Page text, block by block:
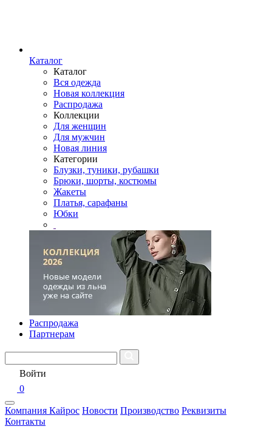
Каталог
Каталог
Вся одежда
Новая коллекция
Распродажа
Коллекции
Для женщин
Для мужчин
Новая линия
Категории
Блузки, туники, рубашки
Брюки, шорты, костюмы
Жакеты
Платья, сарафаны
Юбки
Распродажа
Партнерам
Войти
0
Компания Кайрос Новости Производство Реквизиты
Контакты